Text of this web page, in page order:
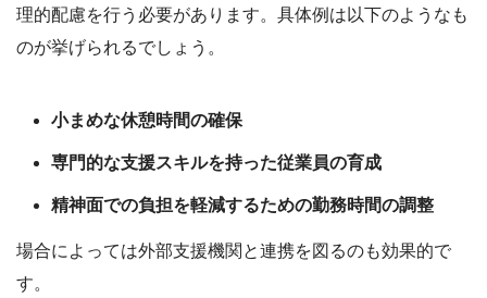
理的配慮を行う必要があります。具体例は以下のようなも
のが挙げられるでしょう。
小まめな休憩時間の確保
専門的な支援スキルを持った従業員の育成
精神面での負担を軽減するための勤務時間の調整
場合によっては外部支援機関と連携を図るのも効果的で
す。